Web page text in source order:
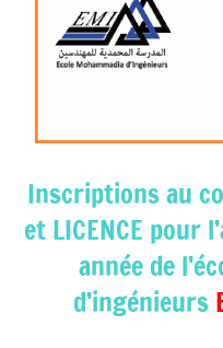
Inscriptions au
et LICENCE pour
année de
d’ingénieurs